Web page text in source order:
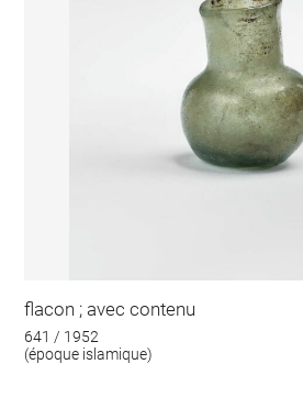
flacon ; avec contenu
641 / 1952
(époque islamique)